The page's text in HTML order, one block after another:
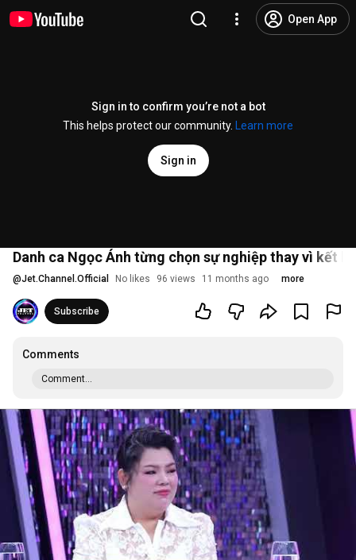
Open App
Sign in to confirm you’re not a bot
This helps protect our community.
Learn more
Sign in
Danh ca Ngọc Ánh từng chọn sự nghiệp thay vì kết
@Jet.Channel.Official No likes 96 views 11 months ago more
Subscribe
Comments
Comment...